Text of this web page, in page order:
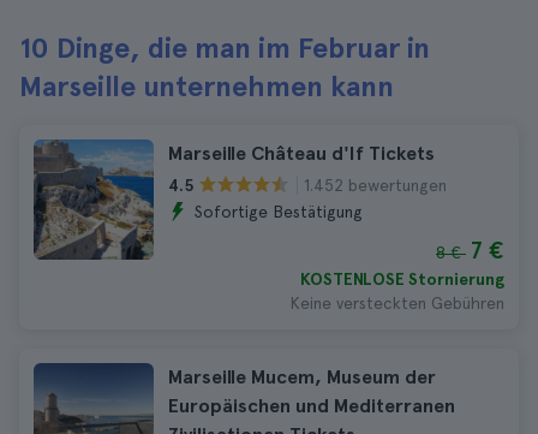
10 Dinge, die man im Februar in
Marseille unternehmen kann
Marseille Château d'If Tickets
4.5
1.452 bewertungen
Sofortige Bestätigung
8 € 7 €
KOSTENLOSE Stornierung
Keine versteckten Gebühren
Marseille Mucem, Museum der
Europäischen und Mediterranen